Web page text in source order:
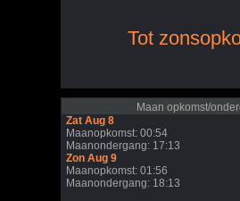
Tot
Maan opkomst/
Zat Aug 8
Maanopkomst: 00:54
Maanondergang: 17:13
Zon Aug 9
Maanopkomst: 01:56
Maanondergang: 18:13